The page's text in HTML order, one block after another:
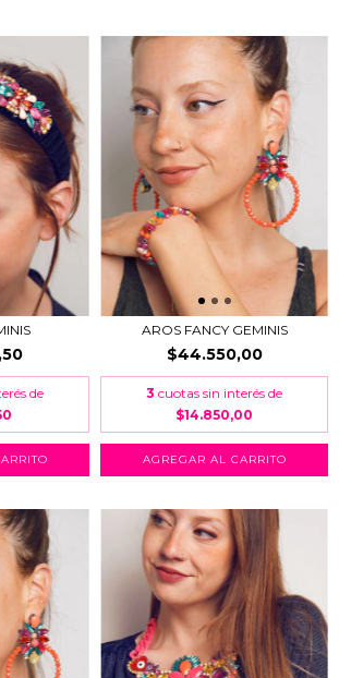
de
AROS FANCY GEMINIS
$44.550,00
3 cuotas sin interés de
$14.850,00
AGREGAR AL CARRITO